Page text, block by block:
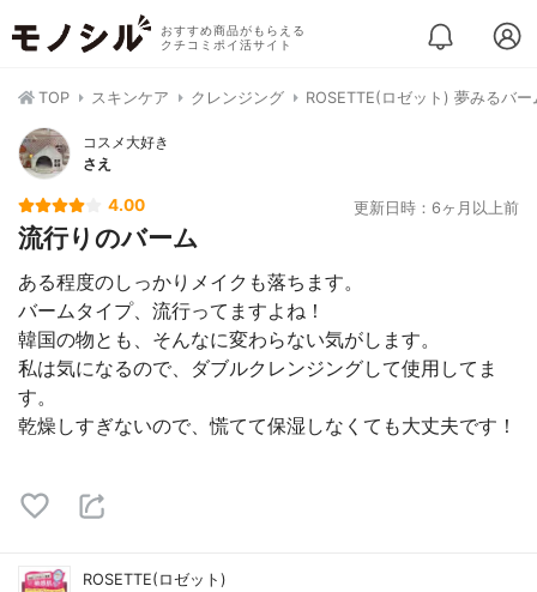
おすすめ商品がもらえる
クチコミポイ活サイト
TOP スキンケア クレンジング ROSETTE(ロゼット) 夢みるバ
コスメ大好き
さえ
4.00 更新日時：6ヶ月以上前
流行りのバーム
ある程度のしっかりメイクも落ちます。
バームタイプ、流行ってますよね！
韓国の物とも、そんなに変わらない気がします。
私は気になるので、ダブルクレンジングして使用してま
す。
乾燥しすぎないので、慌てて保湿しなくても大丈夫です！
ROSETTE(ロゼット)